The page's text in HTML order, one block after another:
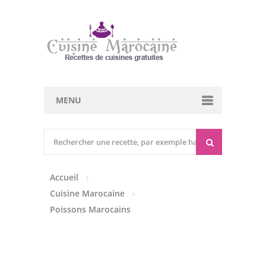
MENU
Entrées Froides
Tajines
Accueil
Cuisine Marocaine
Poissons Marocains